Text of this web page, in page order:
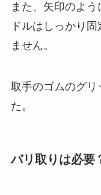
また、矢印のよ
ドルはしっかり
ません。
取手のゴムのグリ
た。
バリ取りは必要